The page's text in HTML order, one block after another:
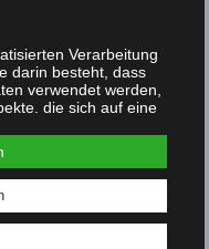
Verarbeitung
darin besteht, dass
verwendet werden,
die sich auf eine
Arbeitsleistung,
persönlicher
Verhalten,
dieser natürlichen